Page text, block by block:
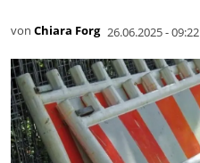
von Chiara Forg 26.06.2025 - 09:22